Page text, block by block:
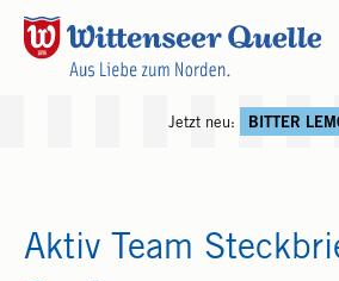
Jetzt neu: BITTER
Aktiv Team